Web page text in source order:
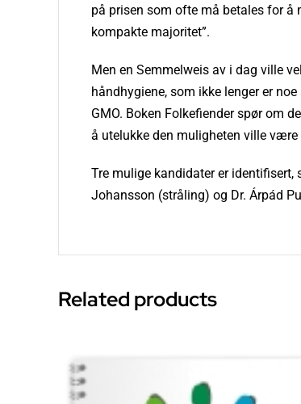
på prisen som ofte må betales for å
kompakte majoritet”.
Men en Semmelweis av i dag ville
håndhygiene, som ikke lenger er
GMO. Boken Folkefiender spør om
å utelukke den muligheten ville være
Tre mulige kandidater er identifisert,
Johansson (stråling) og Dr. Árpád
Related products